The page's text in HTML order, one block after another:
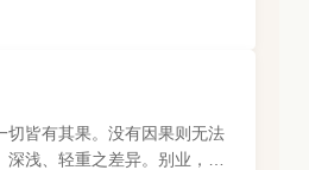
切皆有其果。没有因果则无法
浅、轻重之差异。别业，就